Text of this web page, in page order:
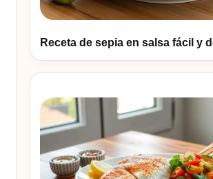
Receta de sepia en salsa fácil y